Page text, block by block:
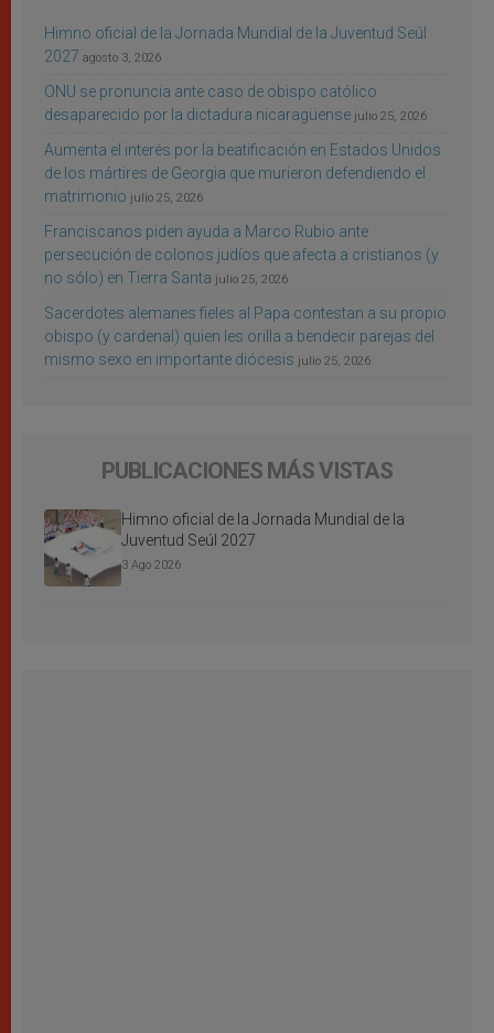
Himno oficial de la Jornada Mundial de la Juventud Seúl
2027 agosto 3, 2026
ONU se pronuncia ante caso de obispo católico
desaparecido por la dictadura nicaragüense julio 25, 2026
Aumenta el interés por la beatificación en Estados Unidos
de los mártires de Georgia que murieron defendiendo el
matrimonio julio 25, 2026
Franciscanos piden ayuda a Marco Rubio ante
persecución de colonos judíos que afecta a cristianos (y
no sólo) en Tierra Santa julio 25, 2026
Sacerdotes alemanes fieles al Papa contestan a su propio
obispo (y cardenal) quien les orilla a bendecir parejas del
mismo sexo en importante diócesis julio 25, 2026
PUBLICACIONES MÁS VISTAS
Himno oficial de la Jornada Mundial de la
Juventud Seúl 2027
3 Ago 2026